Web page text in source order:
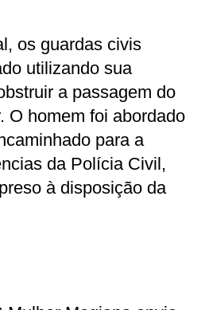
os guardas civis
utilizando sua
a passagem do
O homem foi abordado
para a
da Polícia Civil,
à disposição da